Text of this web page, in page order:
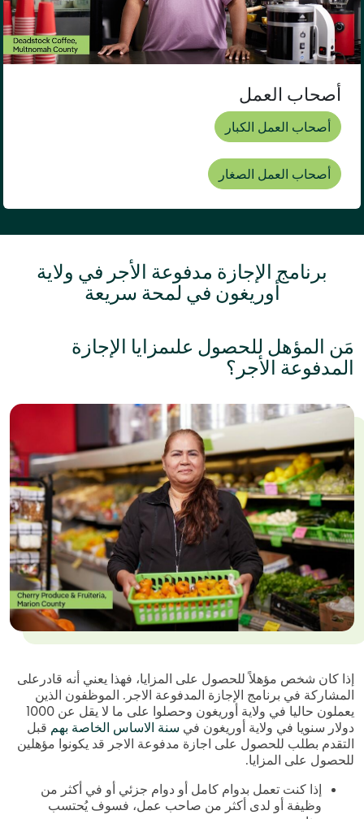
أصحاب العمل
أصحاب العمل الكبار
أصحاب العمل الصغار
برنامج الإجازة مدفوعة الأجر في ولاية
أوريغون في لمحة سريعة
مَن المؤهل للحصول علىمزايا الإجازة
المدفوعة الأجر؟
إذا كان شخص مؤهلاً للحصول على المزايا، فهذا يعني أنه قادرعلى
المشاركة في برنامج الإجازة المدفوعة الاجر. الموظفون الذين
يعملون حاليا في ولاية أوريغون وحصلوا على ما لا يقل عن 1000
دولار سنويا في ولاية أوريغون في سنة الاساس الخاصة بهم قبل
التقدم بطلب للحصول على اجازة مدفوعة الاجر قد يكونوا مؤهلين
للحصول على المزايا.
إذا كنت تعمل بدوام كامل أو دوام جزئي أو في أكثر من
وظيفة أو لدى أكثر من صاحب عمل، فسوف يُحتسب